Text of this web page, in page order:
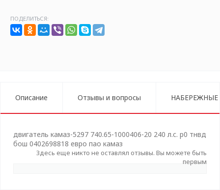
ПОДЕЛИТЬСЯ:
Описание Отзывы и вопросы НАБЕРЕЖНЫЕ
двигатель камаз-5297 740.65-1000406-20 240 л.с. р0 тнвд
бош 0402698818 евро пао камаз
Здесь еще никто не оставлял отзывы. Вы можете быть
первым